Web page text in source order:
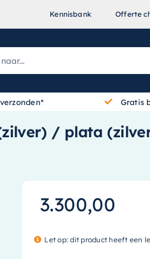
Kennisbank Offerte
Gratis
/ plata
3.300,00
Let op: dit product heeft een